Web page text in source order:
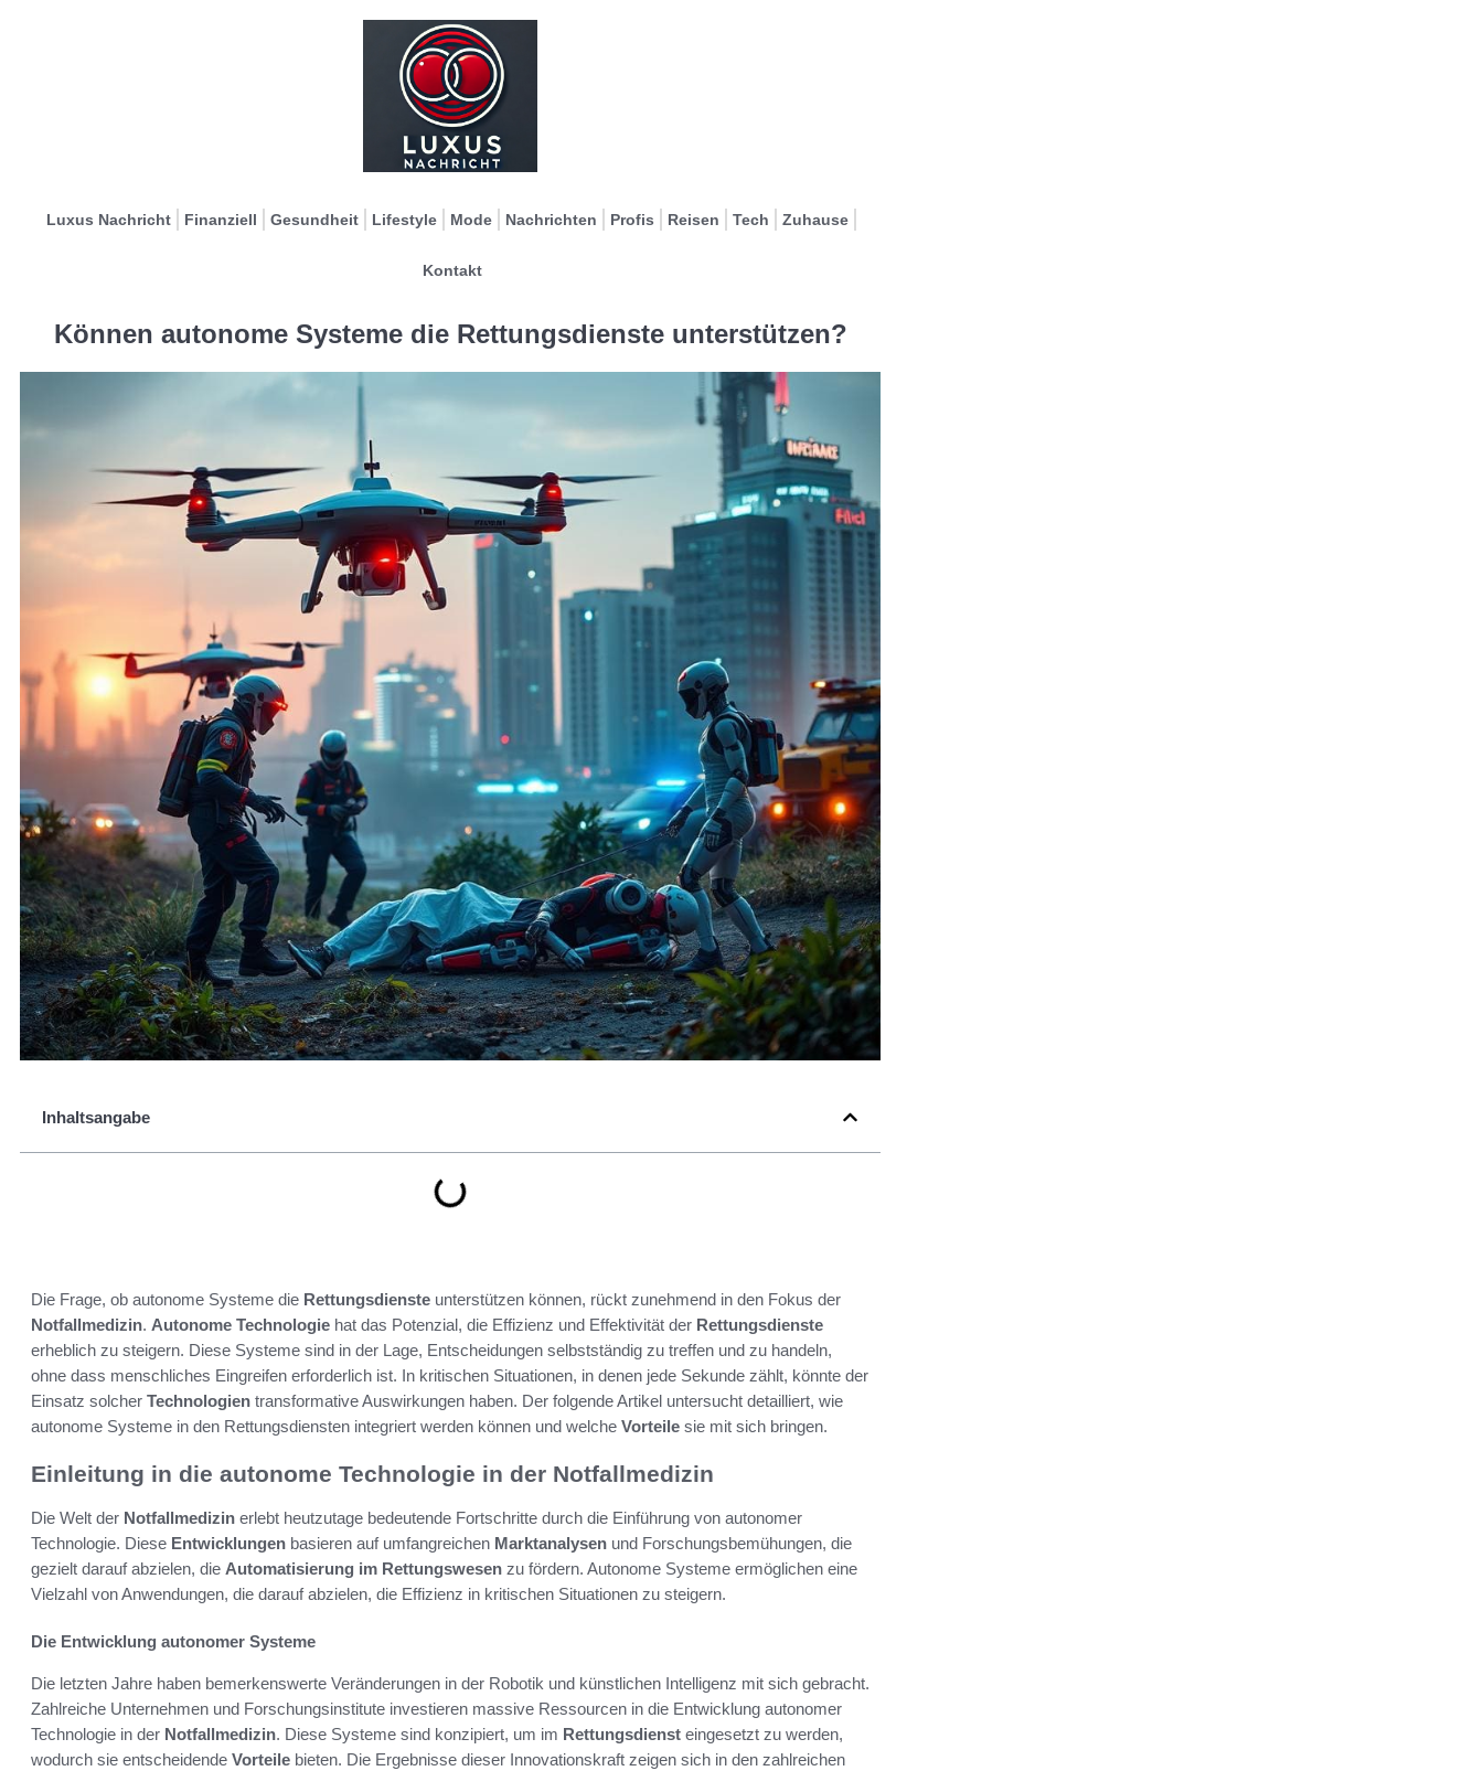
Luxus Nachricht Finanziell Gesundheit Lifestyle Mode Nachrichten Profis Reisen Tech Zuhause
Kontakt
Können autonome Systeme die Rettungsdienste unterstützen?
Inhaltsangabe
Die Frage, ob autonome Systeme die Rettungsdienste unterstützen können, rückt zunehmend in den Fokus der
Notfallmedizin. Autonome Technologie hat das Potenzial, die Effizienz und Effektivität der Rettungsdienste
erheblich zu steigern. Diese Systeme sind in der Lage, Entscheidungen selbstständig zu treffen und zu handeln,
ohne dass menschliches Eingreifen erforderlich ist. In kritischen Situationen, in denen jede Sekunde zählt, könnte der
Einsatz solcher Technologien transformative Auswirkungen haben. Der folgende Artikel untersucht detailliert, wie
autonome Systeme in den Rettungsdiensten integriert werden können und welche Vorteile sie mit sich bringen.
Einleitung in die autonome Technologie in der Notfallmedizin
Die Welt der Notfallmedizin erlebt heutzutage bedeutende Fortschritte durch die Einführung von autonomer
Technologie. Diese Entwicklungen basieren auf umfangreichen Marktanalysen und Forschungsbemühungen, die
gezielt darauf abzielen, die Automatisierung im Rettungswesen zu fördern. Autonome Systeme ermöglichen eine
Vielzahl von Anwendungen, die darauf abzielen, die Effizienz in kritischen Situationen zu steigern.
Die Entwicklung autonomer Systeme
Die letzten Jahre haben bemerkenswerte Veränderungen in der Robotik und künstlichen Intelligenz mit sich gebracht.
Zahlreiche Unternehmen und Forschungsinstitute investieren massive Ressourcen in die Entwicklung autonomer
Technologie in der Notfallmedizin. Diese Systeme sind konzipiert, um im Rettungsdienst eingesetzt zu werden,
wodurch sie entscheidende Vorteile bieten. Die Ergebnisse dieser Innovationskraft zeigen sich in den zahlreichen